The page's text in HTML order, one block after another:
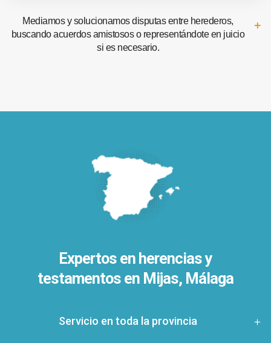
Mediamos y solucionamos disputas entre herederos,
buscando acuerdos amistosos o representándote en juicio
si es necesario.
Expertos en herencias y
testamentos en Mijas, Málaga
Servicio en toda la provincia